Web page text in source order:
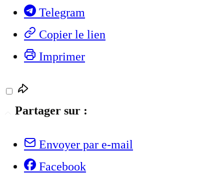
Telegram
Copier le lien
Imprimer
Partager sur :
Envoyer par e-mail
Facebook